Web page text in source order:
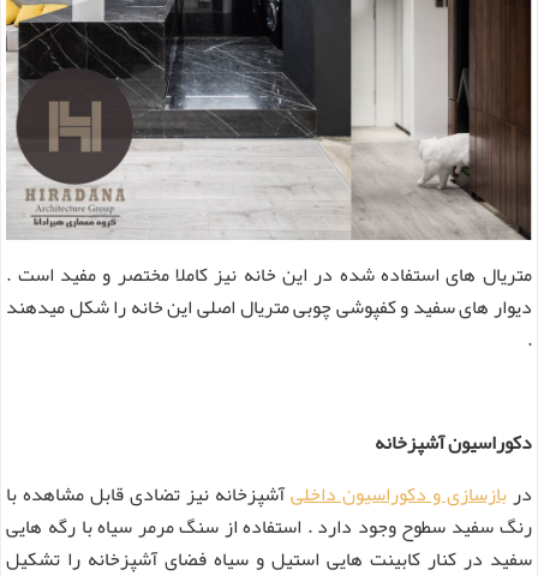
متریال های استفاده شده در این خانه نیز کاملا مختصر و مفید است .
دیوار های سفید و کفپوشی چوبی متریال اصلی این خانه را شکل میدهند
.
دکوراسیون آشپزخانه
دربازسازی و دکوراسیون داخلیآشپزخانه نیز تضادی قابل مشاهده با
رنگ سفید سطوح وجود دارد . استفاده از سنگ مرمر سیاه با رگه هایی
سفید در کنار کابینت هایی استیل و سیاه فضای آشپزخانه را تشکیل